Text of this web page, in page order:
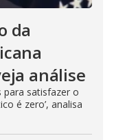
da
análise
para satisfazer o
é zero’, analisa